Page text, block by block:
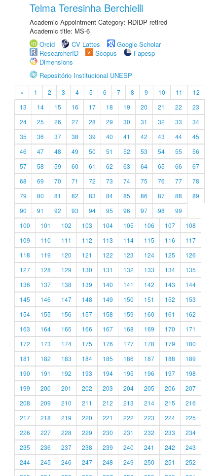
Telma Teresinha Berchielli
Academic Appointment Category: RDIDP retired
Academic title: MS-6
Orcid
CV Lattes
Google Scholar
ResearcherID
Scopus
Fapesp
Dimensions
Repositório Institucional UNESP
« 1 2 3 4 5 6 7 8 9 10 11
12
13
14 15 16 17 18 19 20 21 22
23
24
25 26 27 28 29 30 31 32 33
34
35
36 37 38 39 40 41 42 43 44
45
46
47 48 49 50 51 52 53 54 55
56
57
58 59 60 61 62 63 64 65 66
67
68
69 70 71 72 73 74 75 76 77
78
79
80 81 82 83 84 85 86 87 88
89
90
91 92 93 94 95 96 97 98
99
100
101 102 103 104 105 106 107
108
109
110 111 112 113 114 115 116
117
118
119 120 121 122 123 124 125
126
127
128 129 130 131 132 133 134
135
136
137 138 139 140 141 142 143
144
145
146 147 148 149 150 151 152
153
154
155 156 157 158 159 160 161
162
163
164 165 166 167 168 169 170
171
172
173 174 175 176 177 178 179
180
181
182 183 184 185 186 187 188
189
190
191 192 193 194 195 196 197
198
199
200 201 202 203 204 205 206
207
208
209 210 211 212 213 214 215
216
217
218 219 220 221 222 223 224
225
226
227 228 229 230 231 232 233
234
235
236 237 238 239 240 241 242
243
244
245 246 247 248 249 250 251
252